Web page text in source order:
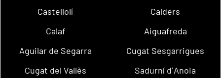
Castellolí
Calders
Calaf
Aiguafreda
Aguilar de Segarra
Cugat Sesgarrigues
Cugat del Vallès
Sadurní d´Anoia